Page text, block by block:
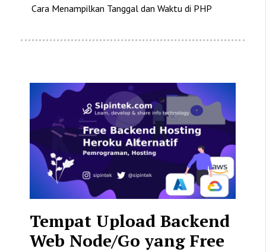
Cara Menampilkan Tanggal dan Waktu di PHP
Tempat Upload Backend
Web Node/Go yang Free